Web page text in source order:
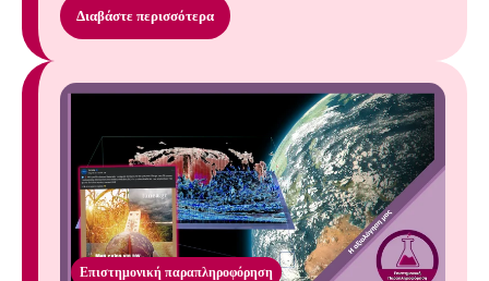
Διαβάστε περισσότερα
Επιστημονική παραπληροφόρηση